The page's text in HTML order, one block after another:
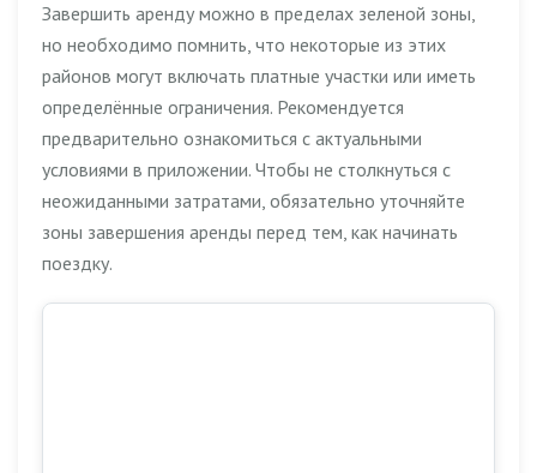
Завершить аренду можно в пределах зеленой зоны,
но необходимо помнить, что некоторые из этих
районов могут включать платные участки или иметь
определённые ограничения. Рекомендуется
предварительно ознакомиться с актуальными
условиями в приложении. Чтобы не столкнуться с
неожиданными затратами, обязательно уточняйте
зоны завершения аренды перед тем, как начинать
поездку.